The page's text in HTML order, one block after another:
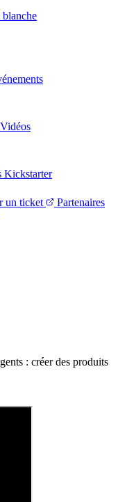
Vidéos
Kickstarter
un ticket
Partenaires
: créer des produits